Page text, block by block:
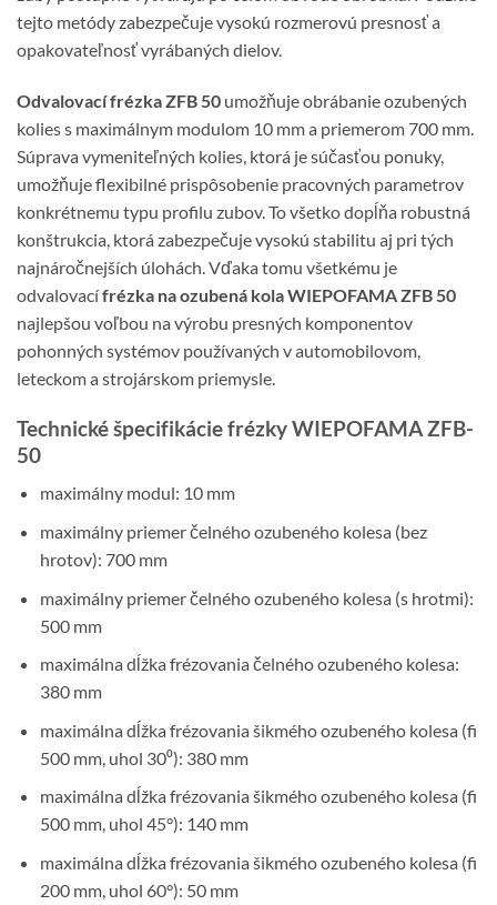
tejto metódy zabezpečuje vysokú rozmerovú presnosť a
opakovateľnosť vyrábaných dielov.
Odvalovací frézka ZFB 50 umožňuje obrábanie ozubených
kolies s maximálnym modulom 10 mm a priemerom 700 mm.
Súprava vymeniteľných kolies, ktorá je súčasťou ponuky,
umožňuje flexibilné prispôsobenie pracovných parametrov
konkrétnemu typu profilu zubov. To všetko dopĺňa robustná
konštrukcia, ktorá zabezpečuje vysokú stabilitu aj pri tých
najnáročnejších úlohách. Vďaka tomu všetkému je
odvalovacífrézka na ozubená kola WIEPOFAMA ZFB 50
najlepšou voľbou na výrobu presných komponentov
pohonných systémov používaných v automobilovom,
leteckom a strojárskom priemysle.
Technické špecifikácie frézky WIEPOFAMA ZFB-
50
maximálny modul: 10 mm
maximálny priemer čelného ozubeného kolesa (bez
hrotov): 700 mm
maximálny priemer čelného ozubeného kolesa (s hrotmi):
500 mm
maximálna dĺžka frézovania čelného ozubeného kolesa:
380 mm
maximálna dĺžka frézovania šikmého ozubeného kolesa (fi
500 mm, uhol 30⁰): 380 mm
maximálna dĺžka frézovania šikmého ozubeného kolesa (fi
500 mm, uhol 45°): 140 mm
maximálna dĺžka frézovania šikmého ozubeného kolesa (fi
200 mm, uhol 60°): 50 mm